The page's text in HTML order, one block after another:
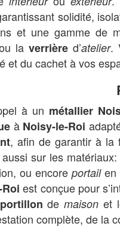
solidité,
et une gamme de
la verrière d’atelier.
et du cachet à vos
à un métallier
à Noisy-le-Roi
, afin de garantir à la
sur les matériaux:
ou encoreportailen
est conçue pour
portillon demaison et
complète, de la